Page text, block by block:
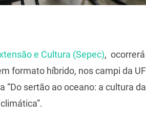
e Cultura (Sepec),
formato híbrido, nos campi da
sertão ao oceano: a cultura